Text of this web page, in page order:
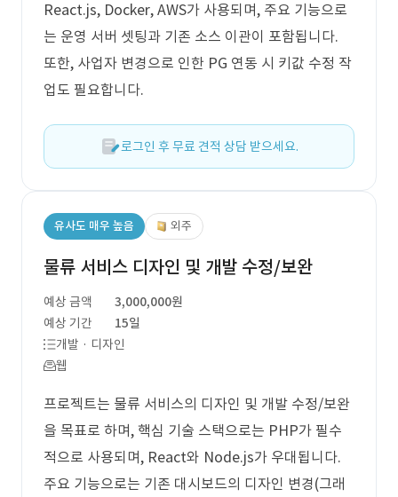
React.js, Docker, AWS가 사용되며, 주요 기능으로
는 운영 서버 셋팅과 기존 소스 이관이 포함됩니다.
또한, 사업자 변경으로 인한 PG 연동 시 키값 수정 작
업도 필요합니다.
로그인 후 무료 견적 상담 받으세요.
유사도 매우 높음 외주
물류 서비스 디자인 및 개발 수정/보완
예상 금액
3,000,000원
예상 기간
15일
개발 · 디자인
웹
프로젝트는 물류 서비스의 디자인 및 개발 수정/보완
을 목표로 하며, 핵심 기술 스택으로는 PHP가 필수
적으로 사용되며, React와 Node.js가 우대됩니다.
주요 기능으로는 기존 대시보드의 디자인 변경(그래